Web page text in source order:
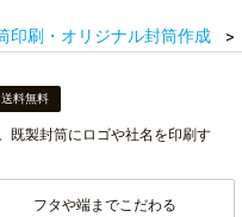
印刷・オリジナル封筒作成
送料無料
既製封筒にロゴや社名を印刷す
フタや端までこだわる